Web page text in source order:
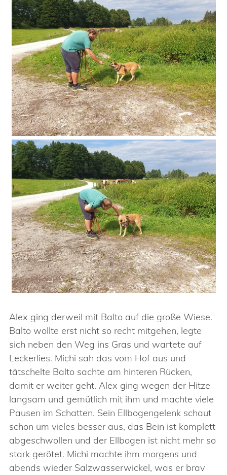
Alex ging derweil mit Balto auf die große Wiese.
Balto wollte erst nicht so recht mitgehen, legte
sich neben den Weg ins Gras und wartete auf
Leckerlies. Michi sah das vom Hof aus und
tätschelte Balto sachte am hinteren Rücken,
damit er weiter geht. Alex ging wegen der Hitze
langsam und gemütlich mit ihm und machte viele
Pausen im Schatten. Sein Ellbogengelenk schaut
schon um vieles besser aus, das Bein ist komplett
abgeschwollen und der Ellbogen ist nicht mehr so
stark gerötet. Michi machte ihm morgens und
abends wieder Salzwasserwickel, was er brav